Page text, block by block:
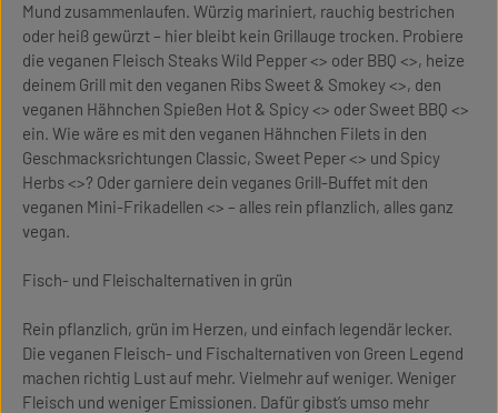
Mund zusammenlaufen. Würzig mariniert, rauchig bestrichen
oder heiß gewürzt – hier bleibt kein Grillauge trocken. Probiere
die veganen Fleisch Steaks Wild Pepper <> oder BBQ <>, heize
deinem Grill mit den veganen Ribs Sweet & Smokey <>, den
veganen Hähnchen Spießen Hot & Spicy <> oder Sweet BBQ <>
ein. Wie wäre es mit den veganen Hähnchen Filets in den
Geschmacksrichtungen Classic, Sweet Peper <> und Spicy
Herbs <>? Oder garniere dein veganes Grill-Buffet mit den
veganen Mini-Frikadellen <> – alles rein pflanzlich, alles ganz
vegan.
Fisch- und Fleischalternativen in grün
Rein pflanzlich, grün im Herzen, und einfach legendär lecker.
Die veganen Fleisch- und Fischalternativen von Green Legend
machen richtig Lust auf mehr. Vielmehr auf weniger. Weniger
Fleisch und weniger Emissionen. Dafür gibst‘s umso mehr